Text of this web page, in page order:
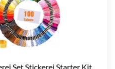
Set,Stickerei Starter Kit,